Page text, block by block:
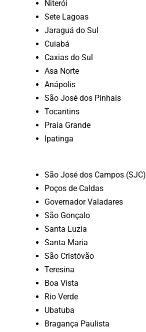
Niterói
Sete Lagoas
Jaraguá do Sul
Cuiabá
Caxias do Sul
Asa Norte
Anápolis
São José dos Pinhais
Tocantins
Praia Grande
Ipatinga
São José dos Campos (SJC)
Poços de Caldas
Governador Valadares
São Gonçalo
Santa Luzia
Santa Maria
São Cristóvão
Teresina
Boa Vista
Rio Verde
Ubatuba
Bragança Paulista